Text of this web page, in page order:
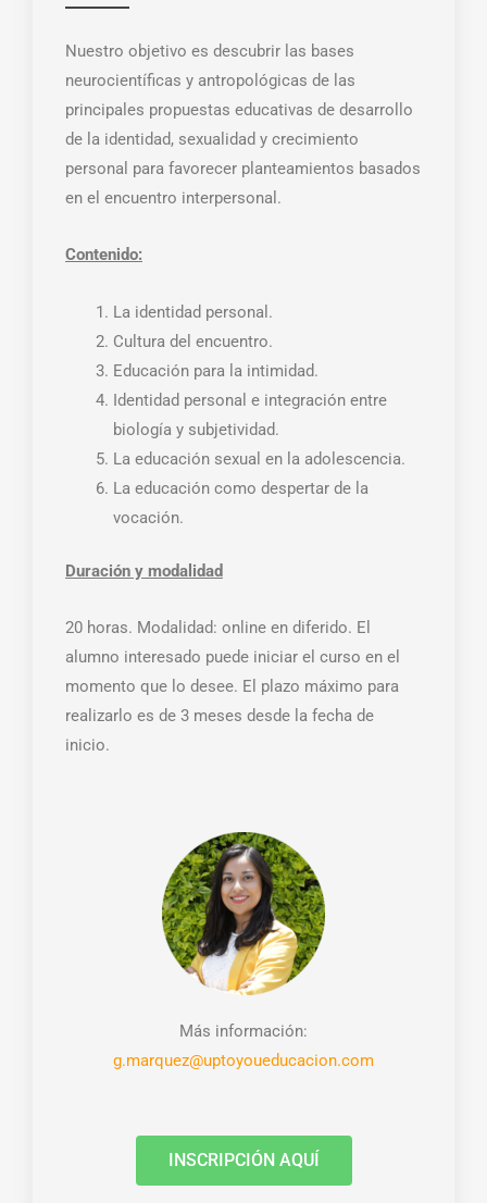
Nuestro objetivo es descubrir las bases
neurocientíficas y antropológicas de las
principales propuestas educativas de desarrollo
de la identidad, sexualidad y crecimiento
personal para favorecer planteamientos basados
en el encuentro interpersonal.
Contenido:
La identidad personal.
Cultura del encuentro.
Educación para la intimidad.
Identidad personal e integración entre
biología y subjetividad.
La educación sexual en la adolescencia.
La educación como despertar de la
vocación.
Duración y modalidad
20 horas. Modalidad: online en diferido. El
alumno interesado puede iniciar el curso en el
momento que lo desee. El plazo máximo para
realizarlo es de 3 meses desde la fecha de
inicio.
Más información:
g.marquez@uptoyoueducacion.com
INSCRIPCIÓN AQUÍ